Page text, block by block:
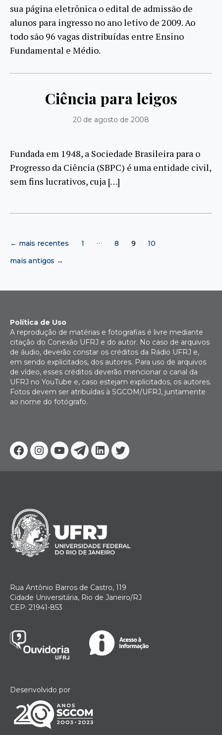
sua página eletrônica o edital de admissão de
alunos para ingresso no ano letivo de 2009. Ao
todo são 96 vagas distribuídas entre Ensino
Fundamental e Médio.
Ciência para leigos
20 de agosto de 2008
Fundada em 1948, a Sociedade Brasileira para o
Progresso da Ciência (SBPC) é uma entidade civil,
sem fins lucrativos, cuja […]
de
posts
← mais recentes 1 … 8 9
10
mais antigos →
Facebook
Instagram
YoutubeTelegram
Linkedin
Twitter
Política de Uso
A reprodução de matérias e fotografias é livre mediante
citação do Conexão UFRJ e do autor. No caso de arquivos
de áudio, deverão constar os créditos da Rádio UFRJ e,
em sendo explicitados, dos autores. Para uso de arquivos
de vídeo, esses créditos deverão mencionar o canal da
UFRJ no YouTube e, caso estejam explicitados, os autores.
Fotos devem ser atribuídas à SGCOM/UFRJ, juntamente
ao nome do fotógrafo.
Rua Antônio Barros de Castro, 119
Cidade Universitária, Rio de Janeiro/RJ
CEP: 21941-853
Desenvolvido por